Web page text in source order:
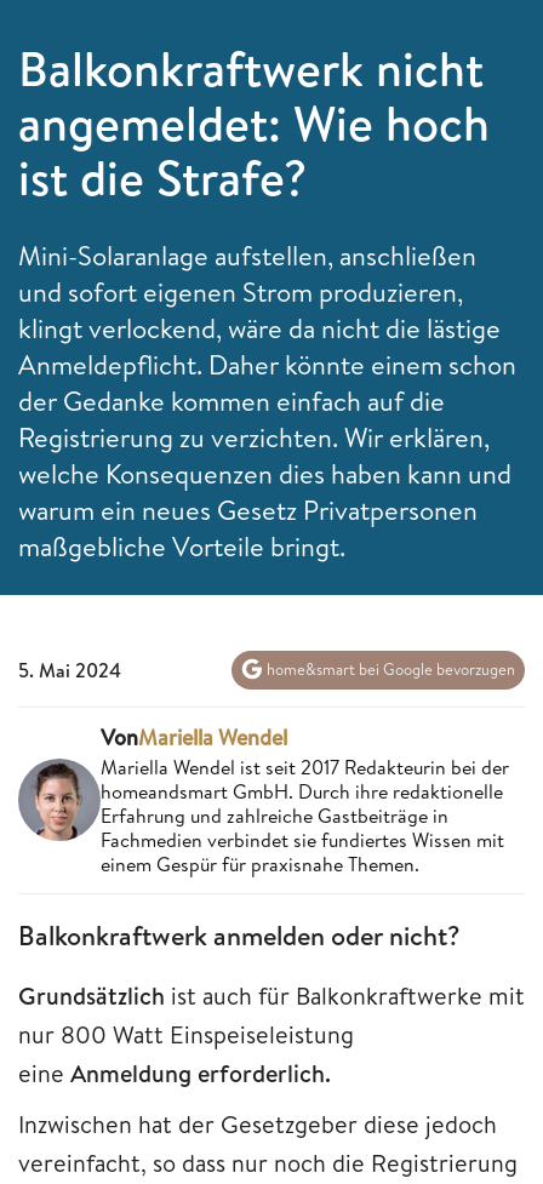
Balkonkraftwerk nicht
angemeldet: Wie hoch
ist die Strafe?
Mini-Solaranlage aufstellen, anschließen
und sofort eigenen Strom produzieren,
klingt verlockend, wäre da nicht die lästige
Anmeldepflicht. Daher könnte einem schon
der Gedanke kommen einfach auf die
Registrierung zu verzichten. Wir erklären,
welche Konsequenzen dies haben kann und
warum ein neues Gesetz Privatpersonen
maßgebliche Vorteile bringt.
5. Mai 2024 home&smart bei Google bevorzugen
VonMariella Wendel
Mariella Wendel ist seit 2017 Redakteurin bei der
homeandsmart GmbH. Durch ihre redaktionelle
Erfahrung und zahlreiche Gastbeiträge in
Fachmedien verbindet sie fundiertes Wissen mit
einem Gespür für praxisnahe Themen.
Balkonkraftwerk anmelden oder nicht?
Grundsätzlich ist auch für Balkonkraftwerke mit
nur 800 Watt Einspeiseleistung
eine Anmeldung erforderlich.
Inzwischen hat der Gesetzgeber diese jedoch
vereinfacht, so dass nur noch die Registrierung